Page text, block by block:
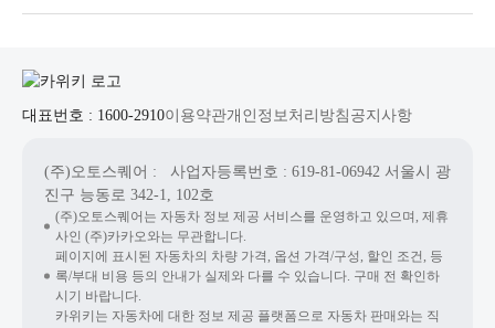
대표번호 : 1600-2910이용약관개인정보처리방침 공지사항
(주)오토스퀘어 : 사업자등록번호 : 619-81-06942 서울시 광
진구 능동로 342-1, 102호
(주)오토스퀘어는 자동차 정보 제공 서비스를 운영하고 있으며, 제휴
사인 (주)카카오와는 무관합니다.
페이지에 표시된 자동차의 차량 가격, 옵션 가격/구성, 할인 조건, 등
록/부대 비용 등의 안내가 실제와 다를 수 있습니다. 구매 전 확인하
시기 바랍니다.
카위키는 자동차에 대한 정보 제공 플랫폼으로 자동차 판매와는 직